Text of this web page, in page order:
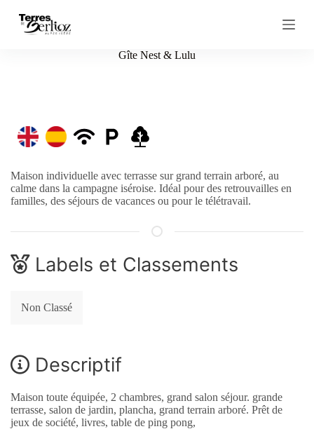
P
n
n
u
Gîte Nest & Lulu
Maison individuelle avec terrasse sur grand terrain arboré, au
calme dans la campagne iséroise. Idéal pour des retrouvailles en
familles, des séjours de vacances ou pour le télétravail.
Labels et Classements
Non Classé
Descriptif
Maison toute équipée, 2 chambres, grand salon séjour. grande
terrasse, salon de jardin, plancha, grand terrain arboré. Prêt de
jeux de société, livres, table de ping pong,